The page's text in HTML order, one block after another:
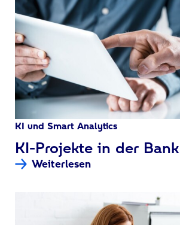
KI und Smart Analytics
:KI-Projekte in der Bank
Weiterlesen